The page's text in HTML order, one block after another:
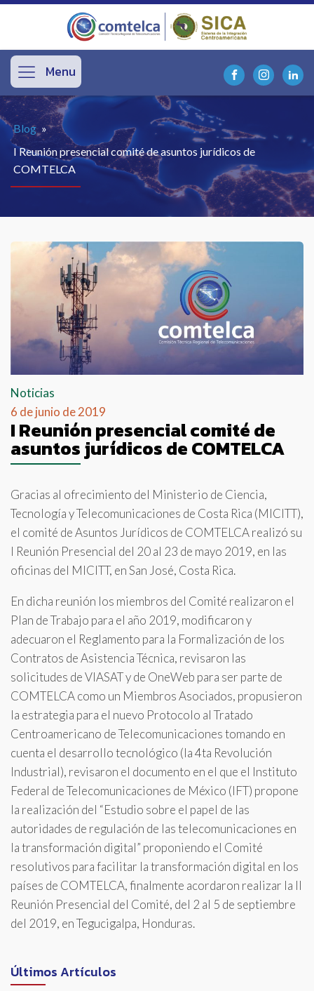
Menu
Blog »
I Reunión presencial comité de asuntos jurídicos de
COMTELCA
Noticias
6 de junio de 2019
I Reunión presencial comité de
asuntos jurídicos de COMTELCA
Gracias al ofrecimiento del Ministerio de Ciencia,
Tecnología y Telecomunicaciones de Costa Rica (MICITT),
el comité de Asuntos Jurídicos de COMTELCA realizó su
I Reunión Presencial del 20 al 23 de mayo 2019, en las
oficinas del MICITT, en San José, Costa Rica.
En dicha reunión los miembros del Comité realizaron el
Plan de Trabajo para el año 2019, modificaron y
adecuaron el Reglamento para la Formalización de los
Contratos de Asistencia Técnica, revisaron las
solicitudes de VIASAT y de OneWeb para ser parte de
COMTELCA como un Miembros Asociados, propusieron
la estrategia para el nuevo Protocolo al Tratado
Centroamericano de Telecomunicaciones tomando en
cuenta el desarrollo tecnológico (la 4ta Revolución
Industrial), revisaron el documento en el que el Instituto
Federal de Telecomunicaciones de México (IFT) propone
la realización del “Estudio sobre el papel de las
autoridades de regulación de las telecomunicaciones en
la transformación digital” proponiendo el Comité
resolutivos para facilitar la transformación digital en los
países de COMTELCA, finalmente acordaron realizar la II
Reunión Presencial del Comité, del 2 al 5 de septiembre
del 2019, en Tegucigalpa, Honduras.
Últimos Artículos